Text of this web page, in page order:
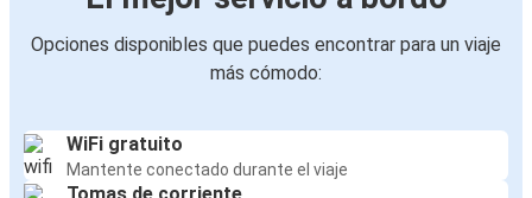
Opciones disponibles que puedes encontrar para un viaje
más cómodo:
WiFi gratuito
Mantente conectado durante el viaje